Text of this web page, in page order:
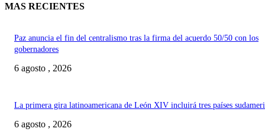
MAS RECIENTES
Paz anuncia el fin del centralismo tras la firma del acuerdo 50/50 con los
gobernadores
6 agosto , 2026
La primera gira latinoamericana de León XIV incluirá tres países
6 agosto , 2026